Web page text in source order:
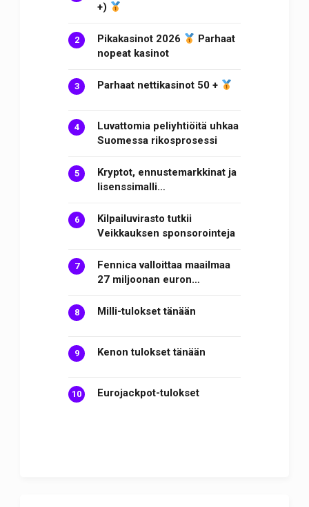
+)
Pikakasinot 2026
Parhaat
nopeat kasinot
Parhaat nettikasinot 50 +
Luvattomia peliyhtiöitä uhkaa
Suomessa rikosprosessi
Kryptot, ennustemarkkinat ja
lisenssimalli…
Kilpailuvirasto tutkii
Veikkauksen sponsorointeja
Fennica valloittaa maailmaa
27 miljoonan euron…
Milli-tulokset tänään
Kenon tulokset tänään
Eurojackpot-tulokset